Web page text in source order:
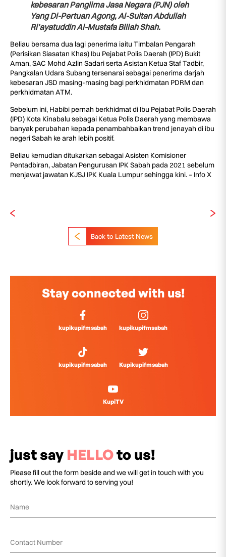
kebesaran Panglima Jasa Negara (PJN) oleh
Yang Di-Pertuan Agong, Al-Sultan Abdullah
Ri’ayatuddin Al-Mustafa Billah Shah.
Beliau bersama dua lagi penerima iaitu Timbalan Pengarah
(Perisikan Siasatan Khas) Ibu Pejabat Polis Daerah (IPD) Bukit
Aman, SAC Mohd Azlin Sadari serta Asistan Ketua Staf Tadbir,
Pangkalan Udara Subang tersenarai sebagai penerima darjah
kebesaran JSD masing-masing bagi perkhidmatan PDRM dan
perkhidmatan ATM.
Sebelum ini, Habibi pernah berkhidmat di Ibu Pejabat Polis Daerah
(IPD) Kota Kinabalu sebagai Ketua Polis Daerah yang membawa
banyak perubahan kepada penambahbaikan trend jenayah di ibu
negeri Sabah ke arah lebih positif.
Beliau kemudian ditukarkan sebagai Asisten Komisioner
Pentadbiran, Jabatan Pengurusan IPK Sabah pada 2021 sebelum
menjawat jawatan KJSJ IPK Kuala Lumpur sehingga kini. – Info X
Back to Latest News
Stay connected with us!
kupikupifmsabah kupikupifmsabah
kupikupifmsabah Kupikupifmsabah
KupiTV
just say HELLOto us!
Please fill out the form beside and we will get in touch with you
shortly. We look forward to serving you!